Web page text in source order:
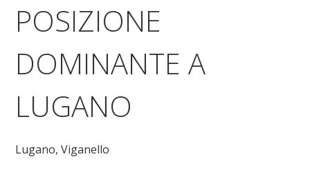
POSIZIONE
DOMINANTE A
LUGANO
Lugano,Viganello